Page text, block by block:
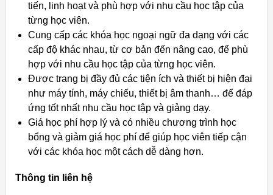
tiến, linh hoạt và phù hợp với nhu cầu học tập của
từng học viên.
Cung cấp các khóa học ngoại ngữ đa dạng với các
cấp độ khác nhau, từ cơ bản đến nâng cao, để phù
hợp với nhu cầu học tập của từng học viên.
Được trang bị đầy đủ các tiện ích và thiết bị hiện đại
như máy tính, máy chiếu, thiết bị âm thanh… để đáp
ứng tốt nhất nhu cầu học tập và giảng dạy.
Giá học phí hợp lý và có nhiều chương trình học
bổng và giảm giá học phí để giúp học viên tiếp cận
với các khóa học một cách dễ dàng hơn.
Thông tin liên hệ